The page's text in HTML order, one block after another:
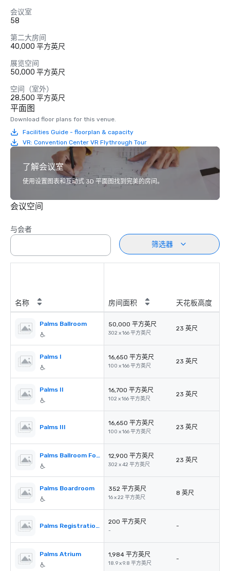
会议室
58
第二大房间
40,000 平方英尺
展览空间
50,000 平方英尺
空间（室外）
28,500 平方英尺
平面图
Download floor plans for this venue.
Facilities Guide - floorplan & capacity
VR: Convention Center VR Flythrough Tour
了解会议室
使用设置图表和互动式 3D 平面图找到完美的房间。
会议空间
与会者
筛选器
名称 房间面积 天花板高度
Palms Ballroom 50,000 平方英尺
302 x 166 平方英尺
23 英尺
Palms I 16,650 平方英尺
100 x 166 平方英尺
23 英尺
Palms II 16,700 平方英尺
102 x 166 平方英尺
23 英尺
Palms III
16,650 平方英尺
100 x 166 平方英尺
23 英尺
Palms Ballroom Foyer 12,900 平方英尺
302 x 42 平方英尺
23 英尺
Palms Boardroom 352 平方英尺
16 x 22 平方英尺
8 英尺
Palms Registration Desk
200 平方英尺
-
-
Palms Atrium 1,984 平方英尺
18.9 x 9.8 平方英尺
-